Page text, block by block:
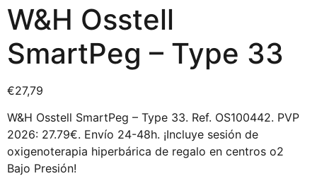
W&H Osstell
SmartPeg – Type 33
€27,79
W&H Osstell SmartPeg – Type 33. Ref. OS100442. PVP
2026: 27.79€. Envío 24-48h. ¡Incluye sesión de
oxigenoterapia hiperbárica de regalo en centros o2
Bajo Presión!